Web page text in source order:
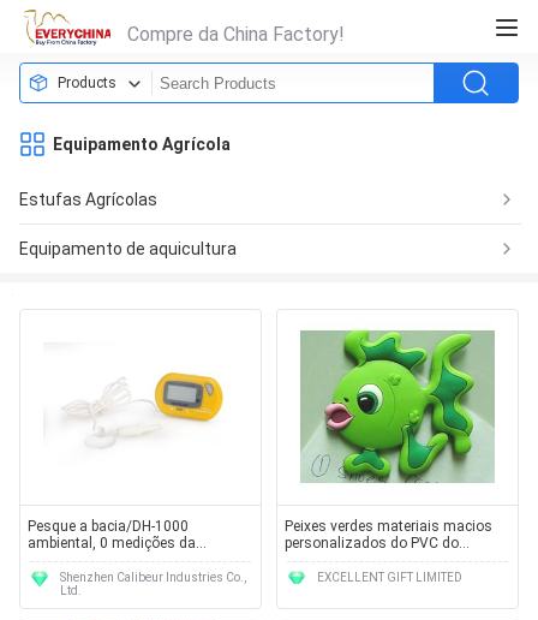
Compre da China Factory!
Products
Equipamento Agrícola
Estufas Agrícolas
Equipamento de aquicultura
Pesque a bacia/DH-1000
ambiental, 0 medições da
temperatura de ℃~50℃ 32℉~
122℉Shenzhen Calibeur Industries Co.,
Ltd.
Peixes verdes materiais macios
personalizados do PVC do
tamanho e do estilo
EXCELLENT GIFT LIMITED